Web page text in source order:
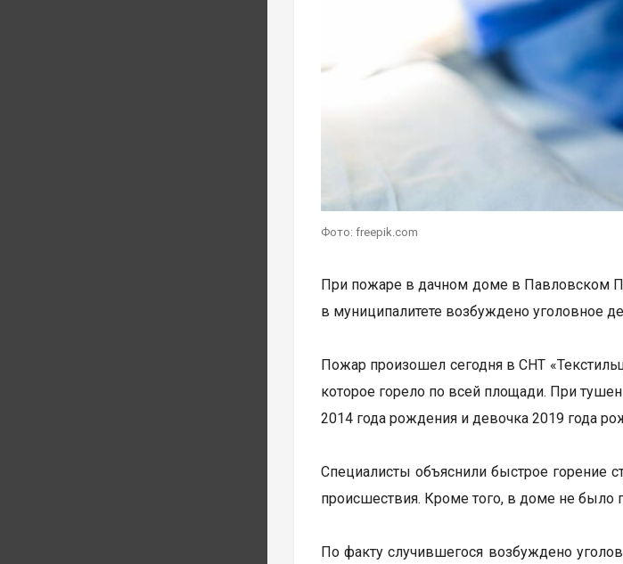
Фото: freepik.com
При пожаре в дачном доме в Павловском
в муниципалитете возбуждено уголовное
Пожар произошел сегодня в СНТ
которое горело по всей площади. При
2014 года рождения и девочка 2019 года
Специалисты объяснили быстрое горение
происшествия. Кроме того, в доме не было
По факту случившегося возбуждено